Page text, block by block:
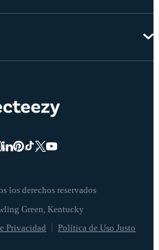
los derechos reservados
Privacidad Política de Uso Justo